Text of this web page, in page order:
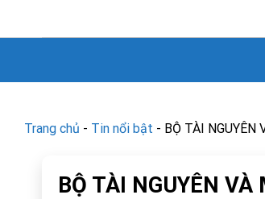
Trang chủ - Tin nổi bật - BỘ TÀI NGUYÊN
BỘ TÀI NGUYÊN VÀ